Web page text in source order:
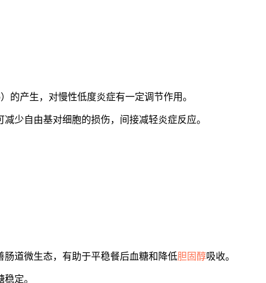
的产生，对慢性低度炎症有一定调节作用。
少自由基对细胞的损伤，间接减轻炎症反应。
肠道微生态，有助于平稳餐后血糖和降低胆固醇吸收。
定。